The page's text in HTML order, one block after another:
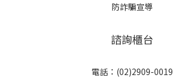
防詐騙宣導
諮詢櫃台
電話：(02)2909-0019